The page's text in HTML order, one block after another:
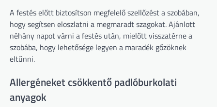
A festés előtt biztosítson megfelelő szellőzést a szobában,
hogy segítsen eloszlatni a megmaradt szagokat. Ajánlott
néhány napot várni a festés után, mielőtt visszatérne a
szobába, hogy lehetősége legyen a maradék gőzöknek
eltűnni.
Allergéneket csökkentő padlóburkolati
anyagok